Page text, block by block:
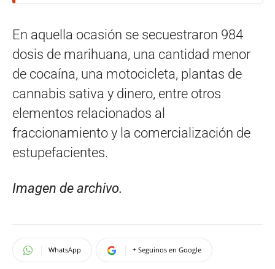
En aquella ocasión se secuestraron 984
dosis de marihuana, una cantidad menor
de cocaína, una motocicleta, plantas de
cannabis sativa y dinero, entre otros
elementos relacionados al
fraccionamiento y la comercialización de
estupefacientes.
Imagen de archivo.
WhatsApp + Seguinos en Google